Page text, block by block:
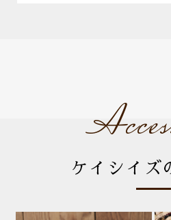
ケイシイズ